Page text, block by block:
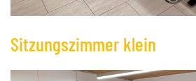
Sitzungszimmer klein